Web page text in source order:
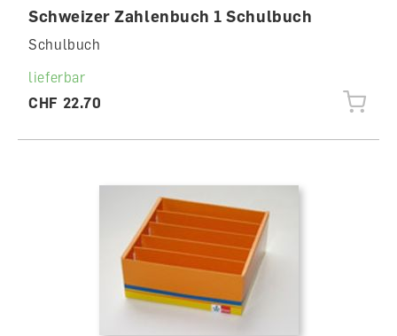
Schweizer Zahlenbuch 1 Schulbuch
Schulbuch
lieferbar
CHF 22.70